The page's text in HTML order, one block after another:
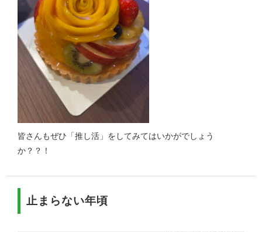
皆さんもぜひ「推し活」をしてみてはいかがでしょう
か？？！
止まらない年頃